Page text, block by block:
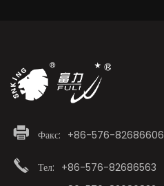
Факс: +86-576-82686606
Тел: +86-576-82686563